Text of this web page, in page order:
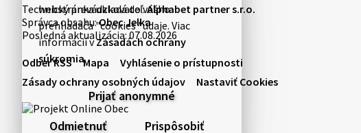
webstránka ukladá do vášho
prehliadača "cookies" údaje. Viac
informácií vZásadách ochrany
súkromia.
Prijať anonymné
Odmietnuť
Prispôsobiť
Technický prevádzkovateľ:Alphabet partner s.r.o.
Správca obsahu:Obec Jelka
Posledná aktualizácia: 07.08.2026
Odber RSS
Mapa
Vyhlásenie o prístupnosti
Zásady ochrany osobných údajov
Nastaviť Cookies